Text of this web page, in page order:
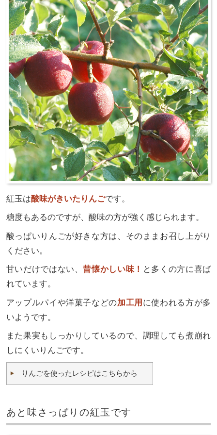
紅玉は酸味がきいたりんごです。
糖度もあるのですが、酸味の方が強く感じられます。
酸っぱいりんごが好きな方は、そのままお召し上がり
ください。
甘いだけではない、昔懐かしい味！ と多くの方に喜ば
れています。
アップルパイや洋菓子などの加工用 に使われる方が多
いようです。
また果実もしっかりしているので、調理しても煮崩れ
しにくいりんごです。
りんごを使ったレシピはこちらから
あと味さっぱりの紅玉です